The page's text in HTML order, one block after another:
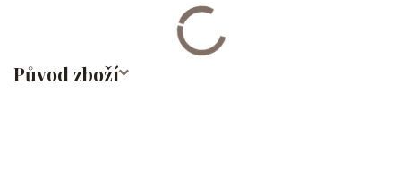
Původ zboží